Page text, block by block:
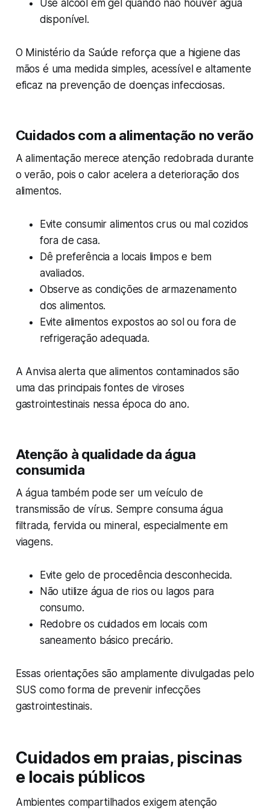
Use álcool em gel quando não houver água
disponível.
O Ministério da Saúde reforça que a higiene das
mãos é uma medida simples, acessível e altamente
eficaz na prevenção de doenças infecciosas.
Cuidados com a alimentação no verão
A alimentação merece atenção redobrada durante
o verão, pois o calor acelera a deterioração dos
alimentos.
Evite consumir alimentos crus ou mal cozidos
fora de casa.
Dê preferência a locais limpos e bem
avaliados.
Observe as condições de armazenamento
dos alimentos.
Evite alimentos expostos ao sol ou fora de
refrigeração adequada.
A Anvisa alerta que alimentos contaminados são
uma das principais fontes de viroses
gastrointestinais nessa época do ano.
Atenção à qualidade da água
consumida
A água também pode ser um veículo de
transmissão de vírus. Sempre consuma água
filtrada, fervida ou mineral, especialmente em
viagens.
Evite gelo de procedência desconhecida.
Não utilize água de rios ou lagos para
consumo.
Redobre os cuidados em locais com
saneamento básico precário.
Essas orientações são amplamente divulgadas pelo
SUS como forma de prevenir infecções
gastrointestinais.
Cuidados em praias, piscinas
e locais públicos
Ambientes compartilhados exigem atenção